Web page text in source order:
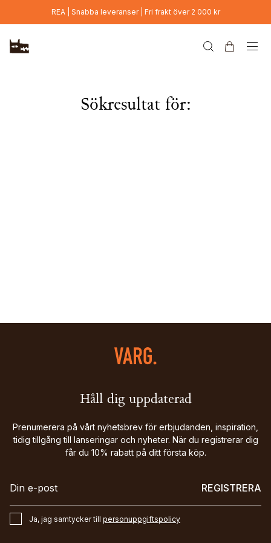
Hoppa till huvudinnehållREA | Snabba leveranser | Fri frakt över 2 000 kr
Sökresultat för:
Håll dig uppdaterad
Prenumerera på vårt nyhetsbrev för erbjudanden, inspiration,
tidig tillgång till lanseringar och nyheter. När du registrerar dig
får du 10% rabatt på ditt första köp.
REGISTRERA
Ja, jag samtycker till personuppgiftspolicy